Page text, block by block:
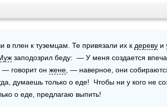
в плен к туземцам. Те привязали их к дереву и
заподозрил беду:  — У меня создается
говорит он жене , — наверное, они
думаешь только о еде!  Чтобы ни у кого не
о еде, предлагаю выпить!